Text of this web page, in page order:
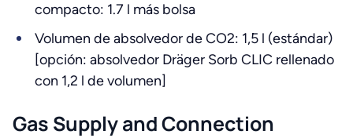
compacto: 1.7 l más bolsa
Volumen de absolvedor de CO2: 1,5 l (estándar)
[opción: absolvedor Dräger Sorb CLIC rellenado
con 1,2 l de volumen]
Gas Supply and Connection